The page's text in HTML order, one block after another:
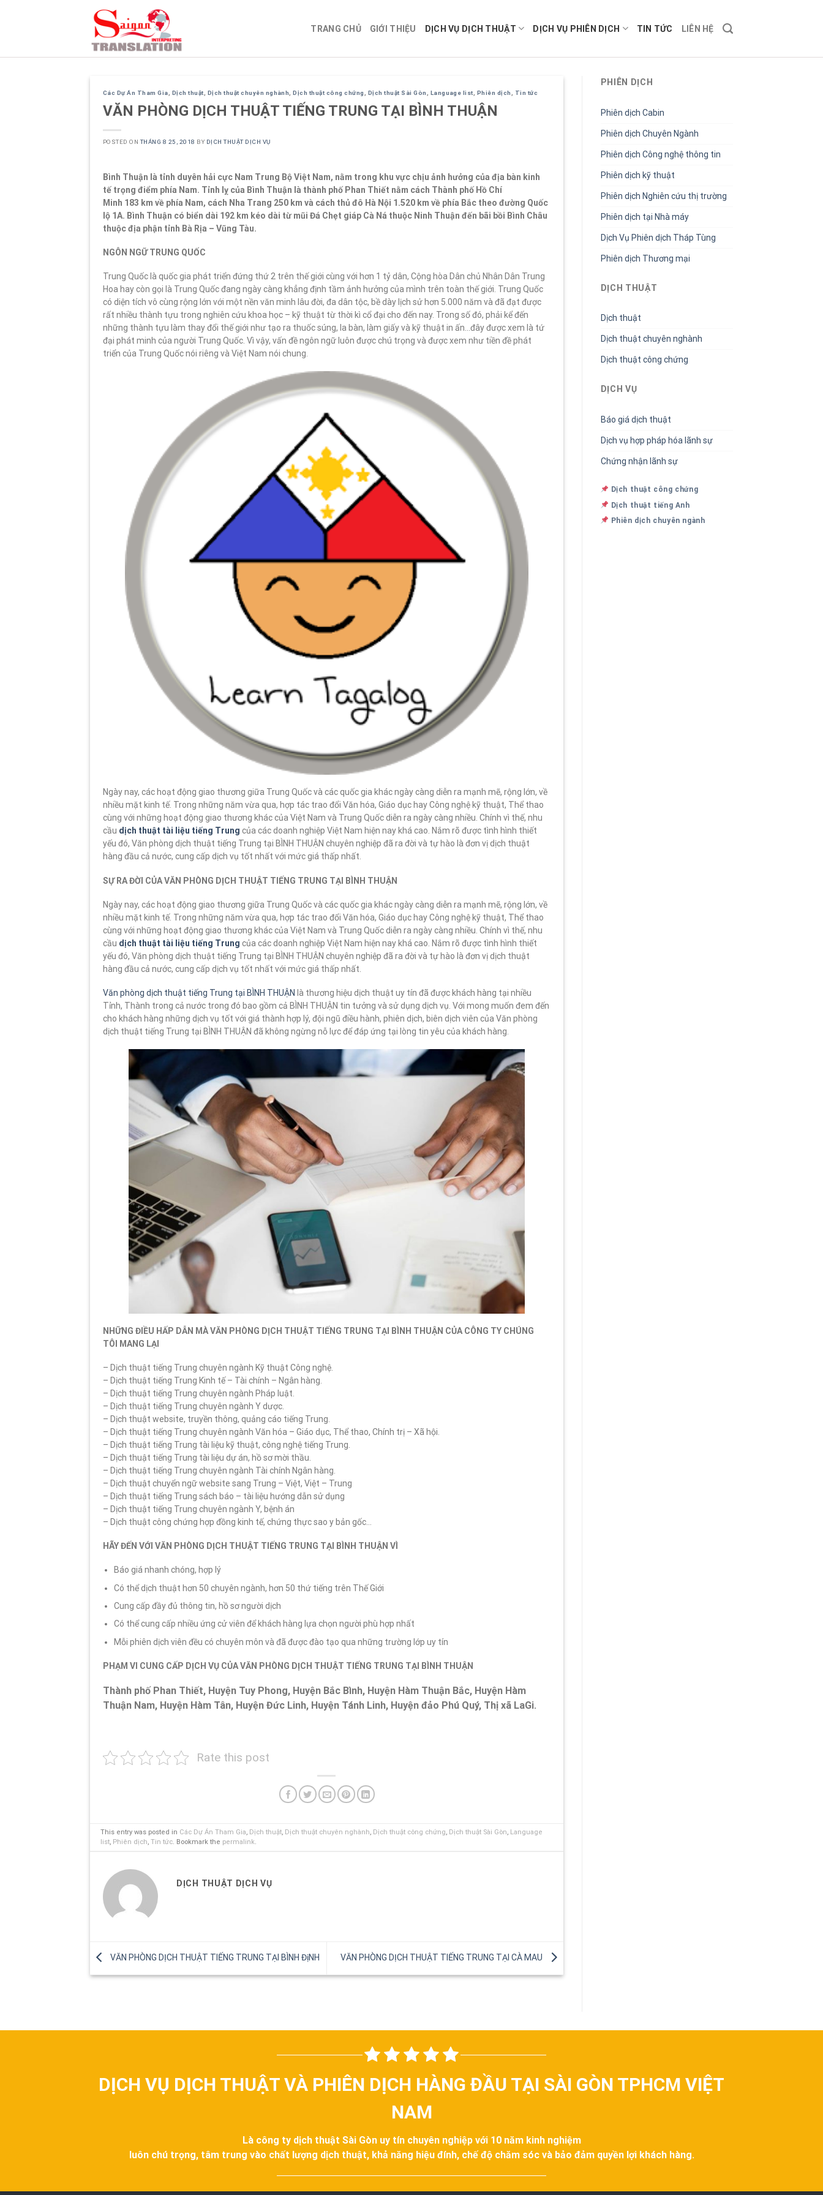
TRANG CHỦ GIỚI THIỆU DỊCH VỤ DỊCH THUẬT DỊCH VỤ PHIÊN DỊCH TIN TỨC LIÊN HỆ
Các Dự Án Tham Gia Dịch thuật Dịch thuật chuyên nghành ,Dịch thuật công chứng Dịch thuật Sài Gòn Language list Phiên dịch Tin tức
VĂN PHÒNG DỊCH THUẬT TIẾNG TRUNG TẠI BÌNH THUẬN
POSTED ONTHÁNG 8 25, 2018 BY DỊCH THUẬT DỊCH VỤ
Bình Thuận là tỉnh duyên hải cực Nam Trung Bộ Việt Nam, nằm trong khu vực chịu ảnh hưởng của địa bàn kinh
tế trọng điểm phía Nam. Tỉnh lỵ của Bình Thuận là thành phố Phan Thiết nằm cách Thành phố Hồ Chí
Minh 183 km về phía Nam, cách Nha Trang 250 km và cách thủ đô Hà Nội 1.520 km về phía Bắc theo đường Quốc
lộ 1A. Bình Thuận có biển dài 192 km kéo dài từ mũi Đá Chẹt giáp Cà Ná thuộc Ninh Thuận đến bãi bồi Bình Châu
thuộc địa phận tỉnh Bà Rịa – Vũng Tàu.
NGÔN NGỮ TRUNG QUỐC
Trung Quốc là quốc gia phát triển đứng thứ 2 trên thế giới cùng với hơn 1 tỷ dân, Cộng hòa Dân chủ Nhân Dân Trung
Hoa hay còn gọi là Trung Quốc đang ngày càng khẳng định tầm ảnh hưởng của mình trên toàn thế giới. Trung Quốc
có diện tích vô cùng rộng lớn với một nền văn minh lâu đời, đa dân tộc, bề dày lịch sử hơn 5.000 năm và đã đạt được
rất nhiều thành tựu trong nghiên cứu khoa học – kỹ thuật từ thời kì cổ đại cho đến nay. Trong số đó, phải kể đến
những thành tựu làm thay đổi thế giới như tạo ra thuốc súng, la bàn, làm giấy và kỹ thuật in ấn…đây được xem là tứ
đại phát minh của người Trung Quốc. Vì vậy, vấn đề ngôn ngữ luôn được chú trọng và được xem như tiền đề phát
triển của Trung Quốc nói riêng và Việt Nam nói chung.
Ngày nay, các hoạt động giao thương giữa Trung Quốc và các quốc gia khác ngày càng diễn ra mạnh mẽ, rộng lớn, về
nhiều mặt kinh tế. Trong những năm vừa qua, hợp tác trao đổi Văn hóa, Giáo dục hay Công nghệ kỹ thuật, Thể thao
cùng với những hoạt động giao thương khác của Việt Nam và Trung Quốc diễn ra ngày càng nhiều. Chính vì thế, nhu
cầu dịch thuật tài liệu tiếng Trung của các doanh nghiệp Việt Nam hiện nay khá cao. Nắm rõ được tình hình thiết
yếu đó, Văn phòng dịch thuật tiếng Trung tại BÌNH THUẬN chuyên nghiệp đã ra đời và tự hào là đơn vị dịch thuật
hàng đầu cả nước, cung cấp dịch vụ tốt nhất với mức giá thấp nhất.
SỰ RA ĐỜI CỦA VĂN PHÒNG DỊCH THUẬT TIẾNG TRUNG TẠI BÌNH THUẬN
Ngày nay, các hoạt động giao thương giữa Trung Quốc và các quốc gia khác ngày càng diễn ra mạnh mẽ, rộng lớn, về
nhiều mặt kinh tế. Trong những năm vừa qua, hợp tác trao đổi Văn hóa, Giáo dục hay Công nghệ kỹ thuật, Thể thao
cùng với những hoạt động giao thương khác của Việt Nam và Trung Quốc diễn ra ngày càng nhiều. Chính vì thế, nhu
cầu dịch thuật tài liệu tiếng Trung của các doanh nghiệp Việt Nam hiện nay khá cao. Nắm rõ được tình hình thiết
yếu đó, Văn phòng dịch thuật tiếng Trung tại BÌNH THUẬN chuyên nghiệp đã ra đời và tự hào là đơn vị dịch thuật
hàng đầu cả nước, cung cấp dịch vụ tốt nhất với mức giá thấp nhất.
Văn phòng dịch thuật tiếng Trung tại BÌNH THUẬN là thương hiệu dịch thuật uy tín đã được khách hàng tại nhiều
Tỉnh, Thành trong cả nước trong đó bao gồm cả BÌNH THUẬN tin tưởng và sử dụng dịch vụ. Với mong muốn đem đến
cho khách hàng những dịch vụ tốt với giá thành hợp lý, đội ngũ điều hành, phiên dịch, biên dịch viên của Văn phòng
dịch thuật tiếng Trung tại BÌNH THUẬN đã không ngừng nỗ lực để đáp ứng tại lòng tin yêu của khách hàng.
NHỮNG ĐIỀU HẤP DẪN MÀ VĂN PHÒNG DỊCH THUẬT TIẾNG TRUNG TẠI BÌNH THUẬN CỦA CÔNG TY CHÚNG
TÔI MANG LẠI
– Dịch thuật tiếng Trung chuyên ngành Kỹ thuật Công nghệ.
– Dịch thuật tiếng Trung Kinh tế – Tài chính – Ngân hàng.
– Dịch thuật tiếng Trung chuyên ngành Pháp luật.
– Dịch thuật tiếng Trung chuyên ngành Y dược.
– Dịch thuật website, truyền thông, quảng cáo tiếng Trung.
– Dịch thuật tiếng Trung chuyên ngành Văn hóa – Giáo dục, Thể thao, Chính trị – Xã hội.
– Dịch thuật tiếng Trung tài liệu kỹ thuật, công nghệ tiếng Trung.
– Dịch thuật tiếng Trung tài liệu dự án, hồ sơ mời thầu.
– Dịch thuật tiếng Trung chuyên ngành Tài chính Ngân hàng.
– Dịch thuật chuyển ngữ website sang Trung – Việt, Việt – Trung
– Dịch thuật tiếng Trung sách báo – tài liệu hướng dẫn sử dụng
– Dịch thuật tiếng Trung chuyên ngành Y, bệnh án
– Dịch thuật công chứng hợp đồng kinh tế, chứng thực sao y bản gốc…
HÃY ĐẾN VỚI VĂN PHÒNG DỊCH THUẬT TIẾNG TRUNG TẠI BÌNH THUẬN VÌ
Báo giá nhanh chóng, hợp lý
Có thể dịch thuật hơn 50 chuyên ngành, hơn 50 thứ tiếng trên Thế Giới
Cung cấp đầy đủ thông tin, hồ sơ người dịch
Có thể cung cấp nhiều ứng cử viên để khách hàng lựa chọn người phù hợp nhất
Mỗi phiên dịch viên đều có chuyên môn và đã được đào tạo qua những trường lớp uy tín
PHẠM VI CUNG CẤP DỊCH VỤ CỦAVĂN PHÒNG DỊCH THUẬT TIẾNG TRUNG TẠI BÌNH THUẬN
Thành phố Phan Thiết, Huyện Tuy Phong, Huyện Bắc Bình, Huyện Hàm Thuận Bắc, Huyện Hàm
Thuận Nam, Huyện Hàm Tân, Huyện Đức Linh, Huyện Tánh Linh, Huyện đảo Phú Quý, Thị xã LaGi.
Rate this post
This entry was posted in Các Dự Án Tham Gia Dịch thuật, Dịch thuật chuyên nghành Dịch thuật công chứng Dịch thuật Sài Gòn Language
list, Phiên dịch Tin tức. Bookmark the permalink
DỊCH THUẬT DỊCH VỤ
VĂN PHÒNG DỊCH THUẬT TIẾNG TRUNG TẠI BÌNH ĐịNH VĂN PHÒNG DỊCH THUẬT TIẾNG TRUNG TẠI CÀ MAU
PHIÊN DỊCH
Phiên dịch Cabin
Phiên dịch Chuyên Ngành
Phiên dịch Công nghệ thông tin
Phiên dịch kỹ thuật
Phiên dịch Nghiên cứu thị trường
Phiên dịch tại Nhà máy
Dịch Vụ Phiên dịch Tháp Tùng
Phiên dịch Thương mại
DỊCH THUẬT
Dịch thuật
Dịch thuật chuyên nghành
Dịch thuật công chứng
DỊCH VỤ
Báo giá dịch thuật
Dịch vụ hợp pháp hóa lãnh sự
Chứng nhận lãnh sự
Dịch thuật công chứng
Dịch thuật tiếng Anh
Phiên dịch chuyên ngành
DỊCH VỤ DỊCH THUẬT VÀ PHIÊN DỊCH HÀNG ĐẦU TẠI SÀI GÒN TPHCM VIỆT
NAM
Là công ty dịch thuật Sài Gòn uy tín chuyên nghiệp với 10 năm kinh nghiệm
luôn chú trọng, tâm trung vào chất lượng dịch thuật, khả năng hiệu đính, chế độ chăm sóc và bảo đảm quyền lợi khách hàng.